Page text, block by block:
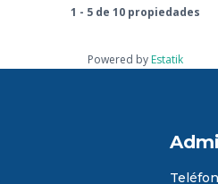
1 - 5 de 10 propiedades
Powered by Estatik